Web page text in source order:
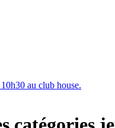
au club house.